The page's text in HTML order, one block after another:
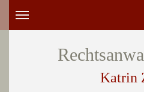
Toggle
Katrin